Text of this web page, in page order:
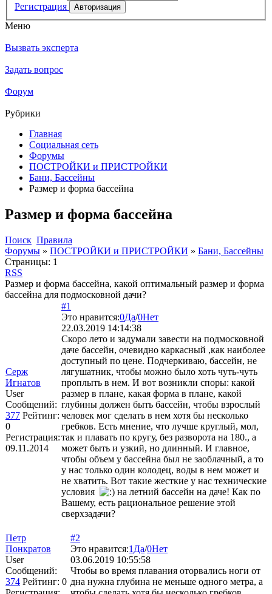
Регистрация
Меню
Вызвать эксперта
Задать вопрос
Форум
Рубрики
Главная
Социальная сеть
Форумы
ПОСТРОЙКИ и ПРИСТРОЙКИ
Бани, Бассейны
Размер и форма бассейна
Размер и форма бассейна
Поиск Правила
Форумы » ПОСТРОЙКИ и ПРИСТРОЙКИ » Бани, Бассейны
Страницы: 1
RSS
Размер и форма бассейна, какой оптимальный размер и форма
бассейна для подмосковной дачи?
Серж
Игнатов
User
Сообщений:
377 Рейтинг:
0
Регистрация:
09.11.2014
#1
Это нравится:0Да/0Нет
22.03.2019 14:14:38
Скоро лето и задумали завести на подмосковной
даче бассейн, очевидно каркасный ,как наиболее
доступный по цене. Подчеркиваю, бассейн, не
лягушатник, чтобы можно было хоть чуть-чуть
проплыть в нем. И вот возникли споры: какой
размер в плане, какая форма в плане, какой
глубины должен быть бассейн, чтобы взрослый
человек мог сделать в нем хотя бы несколько
гребков. Есть мнение, что лучше круглый, мол,
так и плавать по кругу, без разворота на 180., а
может быть и узкий, но длинный. И главное,
чтобы объем у бассейна был не заоблачный, а то
у нас только один колодец, воды в нем может и
не хватить. Вот такие жесткие у нас технические
условия
на летний бассейн на даче! Как по
Вашему, есть рациональное решение этой
сверхзадачи?
Петр
Понкратов
User
Сообщений:
374 Рейтинг: 0
#2
Это нравится:1 Да/0Нет
03.06.2019 10:55:58
Чтобы во время плавания оторвались ноги от
дна нужна глубина не меньше одного метра, а